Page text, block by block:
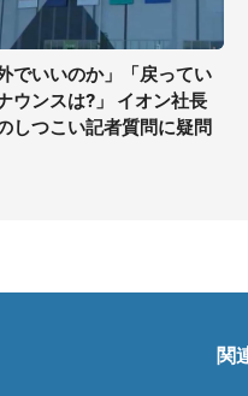
でいいのか」「戻ってい
ウンスは?」 イオン社長
しつこい記者質問に疑問
関